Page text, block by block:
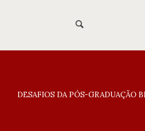
DESAFIOS DA PÓS-GRADUAÇÃO